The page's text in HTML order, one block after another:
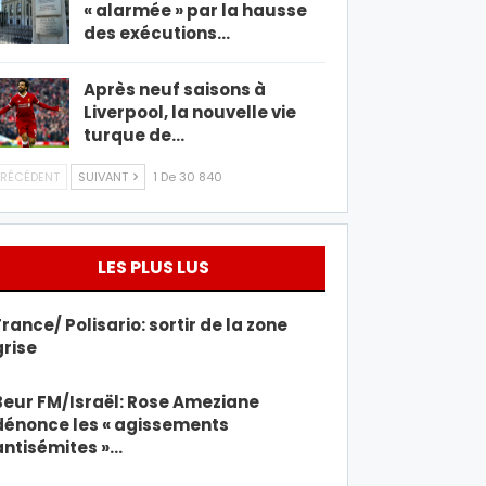
« alarmée » par la hausse
des exécutions…
Après neuf saisons à
Liverpool, la nouvelle vie
turque de…
SUIVANT 1 De 30 840
LES PLUS LUS
Polisario: sortir de la zone
FM/Israël: Rose Ameziane
les « agissements
»…